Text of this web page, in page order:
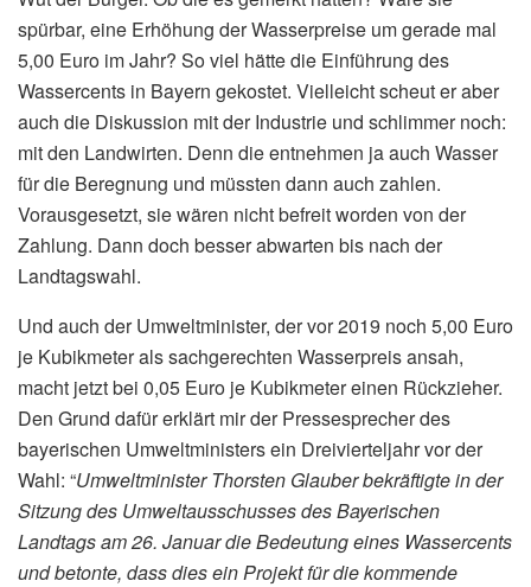
spürbar, eine Erhöhung der Wasserpreise um gerade mal
5,00 Euro im Jahr? So viel hätte die Einführung des
Wassercents in Bayern gekostet. Vielleicht scheut er aber
auch die Diskussion mit der Industrie und schlimmer noch:
mit den Landwirten. Denn die entnehmen ja auch Wasser
für die Beregnung und müssten dann auch zahlen.
Vorausgesetzt, sie wären nicht befreit worden von der
Zahlung. Dann doch besser abwarten bis nach der
Landtagswahl.
Und auch der Umweltminister, der vor 2019 noch 5,00 Euro
je Kubikmeter als sachgerechten Wasserpreis ansah,
macht jetzt bei 0,05 Euro je Kubikmeter einen Rückzieher.
Den Grund dafür erklärt mir der Pressesprecher des
bayerischen Umweltministers ein Dreivierteljahr vor der
Wahl: “Umweltminister Thorsten Glauber bekräftigte in der
Sitzung des Umweltausschusses des Bayerischen
Landtags am 26. Januar die Bedeutung eines Wassercents
und betonte, dass dies ein Projekt für die kommende